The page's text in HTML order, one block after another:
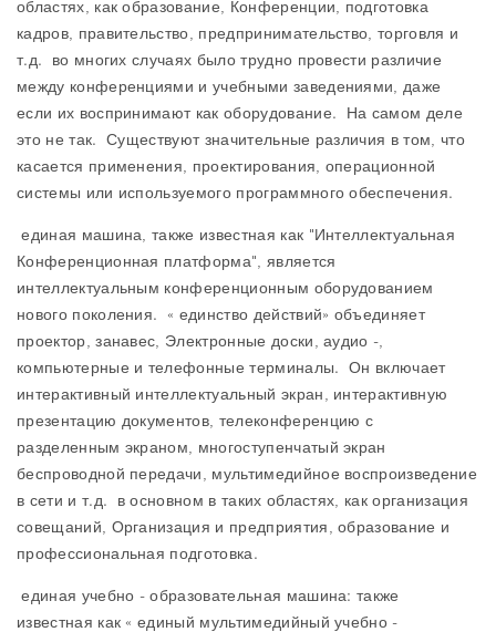
областях, как образование, Конференции, подготовка
кадров, правительство, предпринимательство, торговля и
т.д. во многих случаях было трудно провести различие
между конференциями и учебными заведениями, даже
если их воспринимают как оборудование. На самом деле
это не так. Существуют значительные различия в том, что
касается применения, проектирования, операционной
системы или используемого программного обеспечения.
единая машина, также известная как "Интеллектуальная
Конференционная платформа", является
интеллектуальным конференционным оборудованием
нового поколения. « единство действий» объединяет
проектор, занавес, Электронные доски, аудио -,
компьютерные и телефонные терминалы. Он включает
интерактивный интеллектуальный экран, интерактивную
презентацию документов, телеконференцию с
разделенным экраном, многоступенчатый экран
беспроводной передачи, мультимедийное воспроизведение
в сети и т.д. в основном в таких областях, как организация
совещаний, Организация и предприятия, образование и
профессиональная подготовка.
единая учебно - образовательная машина: также
известная как « единый мультимедийный учебно -